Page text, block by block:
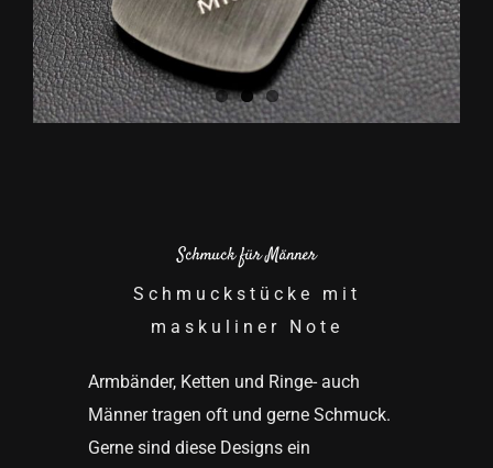
Schmuck für Männer
Schmuckstücke mit
maskuliner Note
Armbänder, Ketten und Ringe- auch
Männer tragen oft und gerne Schmuck.
Gerne sind diese Designs ein